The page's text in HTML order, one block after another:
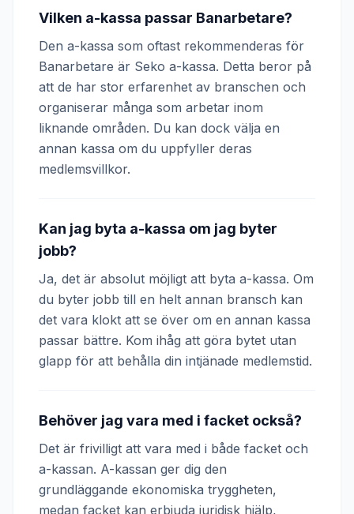
Vilken a-kassa passar Banarbetare?
Den a-kassa som oftast rekommenderas för
Banarbetare är Seko a-kassa. Detta beror på
att de har stor erfarenhet av branschen och
organiserar många som arbetar inom
liknande områden. Du kan dock välja en
annan kassa om du uppfyller deras
medlemsvillkor.
Kan jag byta a-kassa om jag byter
jobb?
Ja, det är absolut möjligt att byta a-kassa. Om
du byter jobb till en helt annan bransch kan
det vara klokt att se över om en annan kassa
passar bättre. Kom ihåg att göra bytet utan
glapp för att behålla din intjänade medlemstid.
Behöver jag vara med i facket också?
Det är frivilligt att vara med i både facket och
a-kassan. A-kassan ger dig den
grundläggande ekonomiska tryggheten,
medan facket kan erbjuda juridisk hjälp,